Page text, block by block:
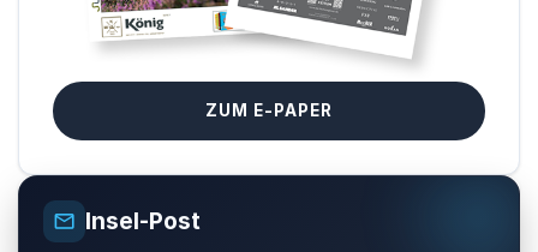
U
ZUM E-PAPER
mail Insel-Post